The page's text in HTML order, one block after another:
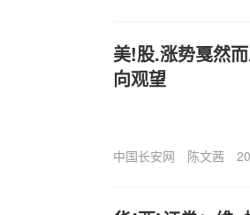
美!股.涨势戛然
向观望
中国长安网 陈文茜